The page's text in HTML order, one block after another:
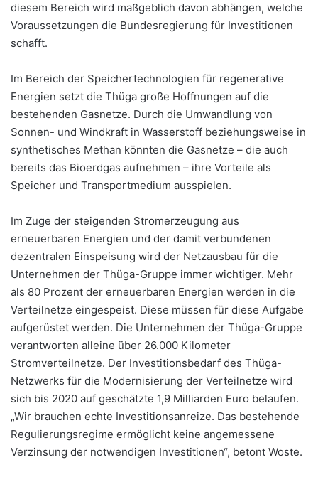
diesem Bereich wird maßgeblich davon abhängen, welche
Voraussetzungen die Bundesregierung für Investitionen
schafft.
Im Bereich der Speichertechnologien für regenerative
Energien setzt die Thüga große Hoffnungen auf die
bestehenden Gasnetze. Durch die Umwandlung von
Sonnen- und Windkraft in Wasserstoff beziehungsweise in
synthetisches Methan könnten die Gasnetze – die auch
bereits das Bioerdgas aufnehmen – ihre Vorteile als
Speicher und Transportmedium ausspielen.
Im Zuge der steigenden Stromerzeugung aus
erneuerbaren Energien und der damit verbundenen
dezentralen Einspeisung wird der Netzausbau für die
Unternehmen der Thüga-Gruppe immer wichtiger. Mehr
als 80 Prozent der erneuerbaren Energien werden in die
Verteilnetze eingespeist. Diese müssen für diese Aufgabe
aufgerüstet werden. Die Unternehmen der Thüga-Gruppe
verantworten alleine über 26.000 Kilometer
Stromverteilnetze. Der Investitionsbedarf des Thüga-
Netzwerks für die Modernisierung der Verteilnetze wird
sich bis 2020 auf geschätzte 1,9 Milliarden Euro belaufen.
„Wir brauchen echte Investitionsanreize. Das bestehende
Regulierungsregime ermöglicht keine angemessene
Verzinsung der notwendigen Investitionen“, betont Woste.